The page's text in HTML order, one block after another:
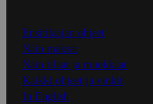
Ensitilaajan ohjeet
Näin maksat
Näin tilaat ja muokkaat
Kaikki ohjeet ja vinkit
In English